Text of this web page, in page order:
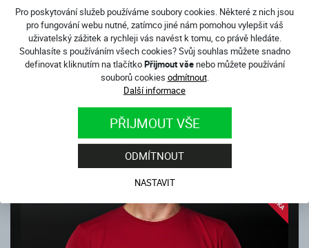
Pro poskytování služeb používáme soubory cookies. Některé z nich jsou
pro fungování webu nutné, zatímco jiné nám pomohou vylepšit váš
uživatelský zážitek a rychleji vás navést k tomu, co právě hledáte.
Souhlasíte s používáním všech cookies? Svůj souhlas můžete snadno
definovat kliknutím na tlačítkoPřijmout všenebo můžete používání
souborů cookies odmítnout.
Další informace
PŘIJMOUT VŠE
ODMÍTNOUT
NASTAVIT
TRIČKO LOGO CARBON BLACK
NOVINKA